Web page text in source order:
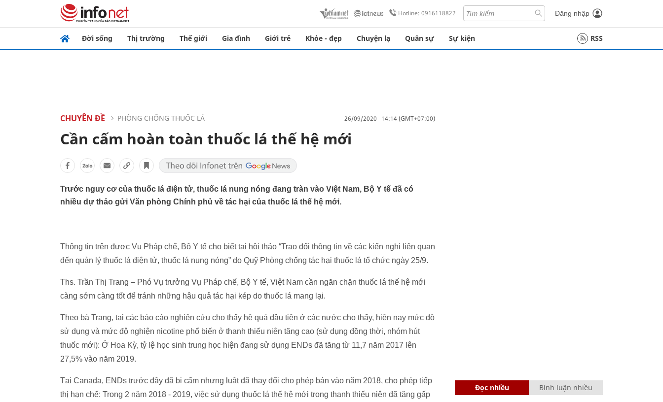
Hotline: 0916118822 Đăng nhập
Đời sống Thị trường Thế giới Gia đình Giới trẻ Khỏe - đẹp Chuyện lạ Quân sự Sự kiện RSS
CHUYÊN ĐỀ PHÒNG CHỐNG THUỐC LÁ 26/09/2020 14:14 (GMT+07:00)
Cần cấm hoàn toàn thuốc lá thế hệ mới
Trước nguy cơ của thuốc lá điện tử, thuốc lá nung nóng đang tràn vào Việt Nam, Bộ Y tế đã có
nhiều dự thảo gửi Văn phòng Chính phủ về tác hại của thuốc lá thế hệ mới.
Thông tin trên được Vụ Pháp chế, Bộ Y tế cho biết tại hội thảo “Trao đổi thông tin về các kiến nghị liên quan
đến quản lý thuốc lá điện tử, thuốc lá nung nóng” do Quỹ Phòng chống tác hại thuốc lá tổ chức ngày 25/9.
Ths. Trần Thị Trang – Phó Vụ trưởng Vụ Pháp chế, Bộ Y tế, Việt Nam cần ngăn chặn thuốc lá thế hệ mới
càng sớm càng tốt để tránh những hậu quả tác hại kép do thuốc lá mang lại.
Theo bà Trang, tại các báo cáo nghiên cứu cho thấy hệ quả đầu tiên ở các nước cho thấy, hiện nay mức độ
sử dụng và mức độ nghiện nicotine phổ biến ở thanh thiếu niên tăng cao (sử dụng đồng thời, nhóm hút
thuốc mới): Ở Hoa Kỳ, tỷ lệ học sinh trung học hiện đang sử dụng ENDs đã tăng từ 11,7 năm 2017 lên
27,5% vào năm 2019.
Tại Canada, ENDs trước đây đã bị cấm nhưng luật đã thay đổi cho phép bán vào năm 2018, cho phép tiếp
thị hạn chế: Trong 2 năm 2018 - 2019, việc sử dụng thuốc lá thế hệ mới trong thanh thiếu niên đã tăng gấp
Đọc nhiều Bình luận nhiều